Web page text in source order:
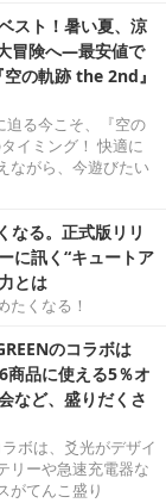
スト！暑い夏、涼
冒険へ―最安値で
の軌跡 the 2nd』
迫る今こそ、『空の
イミング！ 快適に
ながら、今遊びたい
なる。正式版リリ
に訊く“キュートア
とは
たくなる！
のコラボは
商品に使える5％オ
など、盛りだくさ
ボは、爻光がデザイ
リーや急速充電器な
がてんこ盛り